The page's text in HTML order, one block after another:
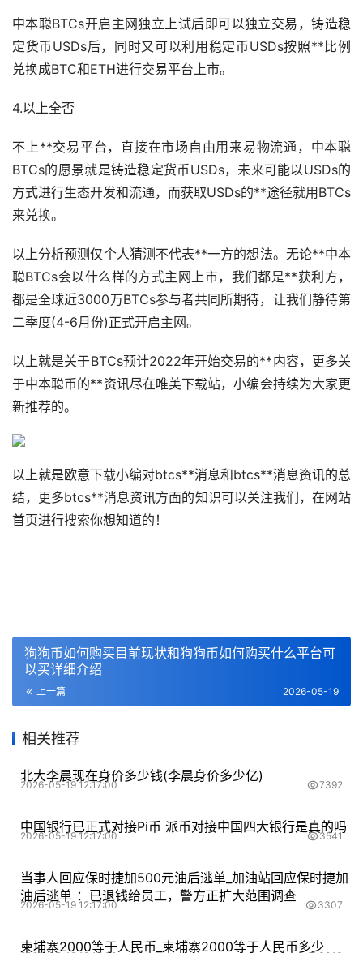
中本聪BTCs开启主网独立上试后即可以独立交易，铸造稳
定货币USDs后，同时又可以利用稳定币USDs按照**比例
兑换成BTC和ETH进行交易平台上市。
4.以上全否
不上**交易平台，直接在市场自由用来易物流通，中本聪
BTCs的愿景就是铸造稳定货币USDs，未来可能以USDs的
方式进行生态开发和流通，而获取USDs的**途径就用BTCs
来兑换。
以上分析预测仅个人猜测不代表**一方的想法。无论**中本
聪BTCs会以什么样的方式主网上市，我们都是**获利方，
都是全球近3000万BTCs参与者共同所期待，让我们静待第
二季度(4-6月份)正式开启主网。
以上就是关于BTCs预计2022年开始交易的**内容，更多关
于中本聪币的**资讯尽在唯美下载站，小编会持续为大家更
新推荐的。
以上就是欧意下载小编对btcs**消息和btcs**消息资讯的总
结，更多btcs**消息资讯方面的知识可以关注我们，在网站
首页进行搜索你想知道的！
狗狗币如何购买目前现状和狗狗币如何购买什么平台可
以买详细介绍
上一篇 2026-05-19
相关推荐
北大李晨现在身价多少钱(李晨身价多少亿)
2026-05-19 12:17:00 7392
中国银行已正式对接Pi币 派币对接中国四大银行是真的吗
2026-05-19 12:17:00 3541
当事人回应保时捷加500元油后逃单_加油站回应保时捷加
油后逃单 ：已退钱给员工，警方正扩大范围调查
2026-05-19 12:17:00 3307
柬埔寨2000等于人民币_柬埔寨2000等于人民币多少